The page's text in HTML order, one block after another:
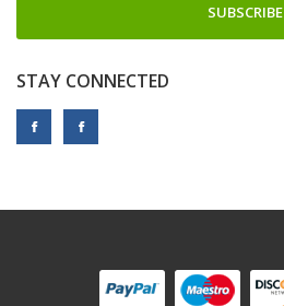
SUBSCRIBE
STAY CONNECTED